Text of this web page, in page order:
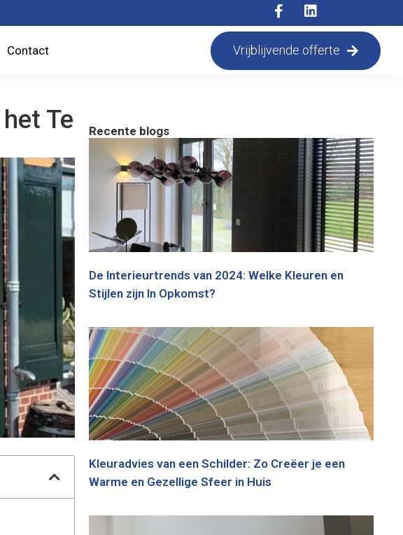
Contact Vrijblijvende offerte
Te
Recente blogs
De Interieurtrends van 2024: Welke Kleuren en
Stijlen zijn In Opkomst?
Kleuradvies van een Schilder: Zo Creëer je een
Warme en Gezellige Sfeer in Huis